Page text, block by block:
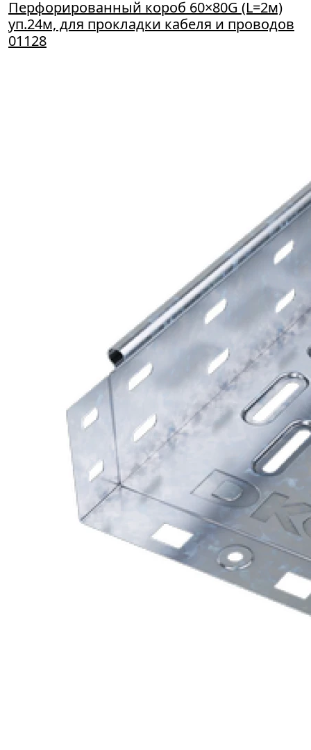
Перфорированный короб 60×80G (L=2м)
уп.24м, для прокладки кабеля и проводов
01128